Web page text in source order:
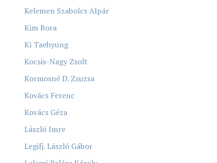
Kelemen Szabolcs Alpár
Kim Bora
Ki Taehyung
Kocsis-Nagy Zsolt
Kormosné D. Zsuzsa
Kovács Ferenc
Kovács Géza
László Imre
Legifj. László Gábor